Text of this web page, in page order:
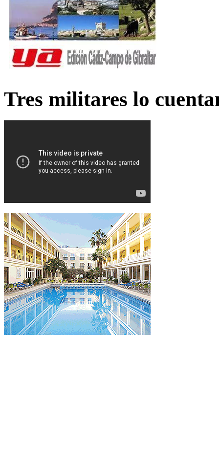
Tres militares lo